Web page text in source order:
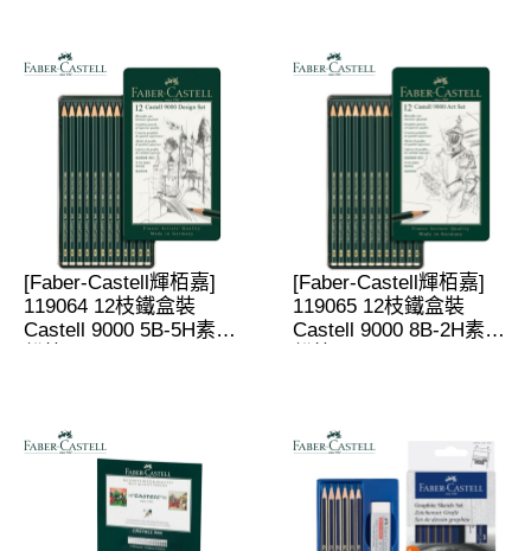
[Faber-Castell輝栢嘉]
119064 12枝鐵盒裝
Castell 9000 5B-5H素描
[Faber-Castell輝栢嘉]
119065 12枝鐵盒裝
Castell 9000 8B-2H素描